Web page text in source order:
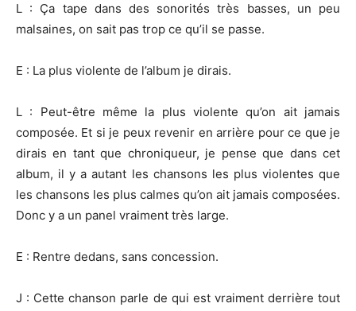
L : Ça tape dans des sonorités très basses, un peu
malsaines, on sait pas trop ce qu’il se passe.
E : La plus violente de l’album je dirais.
L : Peut-être même la plus violente qu’on ait jamais
composée. Et si je peux revenir en arrière pour ce que je
dirais en tant que chroniqueur, je pense que dans cet
album, il y a autant les chansons les plus violentes que
les chansons les plus calmes qu’on ait jamais composées.
Donc y a un panel vraiment très large.
E : Rentre dedans, sans concession.
J : Cette chanson parle de qui est vraiment derrière tout